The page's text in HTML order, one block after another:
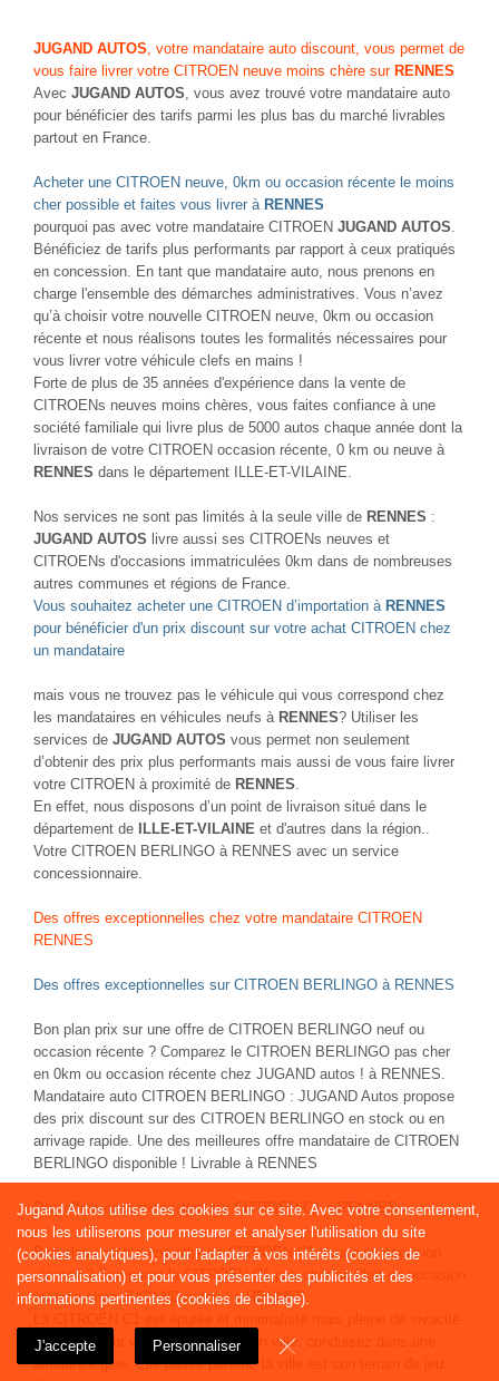
JUGAND AUTOS, votre mandataire auto discount, vous permet de
vous faire livrer votre CITROEN neuve moins chère sur RENNES
Avec JUGAND AUTOS, vous avez trouvé votre mandataire auto
pour bénéficier des tarifs parmi les plus bas du marché livrables
partout en France.
Acheter une CITROEN neuve, 0km ou occasion récente le moins
cher possible et faites vous livrer à RENNES
pourquoi pas avec votre mandataire CITROEN JUGAND AUTOS.
Bénéficiez de tarifs plus performants par rapport à ceux pratiqués
en concession. En tant que mandataire auto, nous prenons en
charge l'ensemble des démarches administratives. Vous n’avez
qu’à choisir votre nouvelle CITROEN neuve, 0km ou occasion
récente et nous réalisons toutes les formalités nécessaires pour
vous livrer votre véhicule clefs en mains !
Forte de plus de 35 années d'expérience dans la vente de
CITROENs neuves moins chères, vous faites confiance à une
société familiale qui livre plus de 5000 autos chaque année dont la
livraison de votre CITROEN occasion récente, 0 km ou neuve à
RENNES dans le département ILLE-ET-VILAINE.
Nos services ne sont pas limités à la seule ville de RENNES :
JUGAND AUTOS livre aussi ses CITROENs neuves et
CITROENs d'occasions immatriculées 0km dans de nombreuses
autres communes et régions de France.
Vous souhaitez acheter une CITROEN d’importation à RENNES
pour bénéficier d'un prix discount sur votre achat CITROEN chez
un mandataire
mais vous ne trouvez pas le véhicule qui vous correspond chez
les mandataires en véhicules neufs à RENNES? Utiliser les
services de JUGAND AUTOS vous permet non seulement
d’obtenir des prix plus performants mais aussi de vous faire livrer
votre CITROEN à proximité de RENNES.
En effet, nous disposons d’un point de livraison situé dans le
département de
ILLE-ET-VILAINE et d'autres dans la région..
Votre CITROEN BERLINGO à RENNES avec un service
concessionnaire.
Des offres exceptionnelles chez votre mandataire CITROEN
RENNES
Des offres exceptionnelles sur CITROEN BERLINGO à RENNES
Bon plan prix sur une offre de CITROEN BERLINGO neuf ou
occasion récente ? Comparez le CITROEN BERLINGO pas cher
en 0km ou occasion récente chez JUGAND autos ! à RENNES.
Mandataire auto CITROEN BERLINGO : JUGAND Autos propose
des prix discount sur des CITROEN BERLINGO en stock ou en
arrivage rapide. Une des meilleures offre mandataire de CITROEN
BERLINGO disponible ! Livrable à RENNES
Des offres exceptionnelles sur CITROEN C1 à RENNES
.
Bon plan prix sur une offre de CITROEN C1 neuve ou occasion
récente ? Comparez la CITROEN C1 pas cher en 0km ou occasion
récente chez JUGAND autos ! à RENNES.
! Parfaite pour vos déplacements en ville, conduisez dans une
ambiance gaie. Elle passe partout, la ville est son terrain de jeu.
Jugand Autos utilise des cookies sur ce site. Avec votre consentement,
nous les utiliserons pour mesurer et analyser l'utilisation du site
(cookies analytiques), pour l'adapter à vos intérêts (cookies de
personnalisation) et pour vous présenter des publicités et des
informations pertinentes (cookies de ciblage).
J'accepte Personnaliser